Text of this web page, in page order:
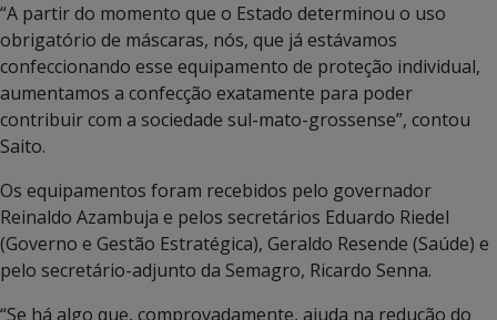
“A partir do momento que o Estado determinou o uso
obrigatório de máscaras, nós, que já estávamos
confeccionando esse equipamento de proteção individual,
aumentamos a confecção exatamente para poder
contribuir com a sociedade sul-mato-grossense”, contou
Saito.
Os equipamentos foram recebidos pelo governador
Reinaldo Azambuja e pelos secretários Eduardo Riedel
(Governo e Gestão Estratégica), Geraldo Resende (Saúde) e
pelo secretário-adjunto da Semagro, Ricardo Senna.
“Se há algo que, comprovadamente, ajuda na redução do